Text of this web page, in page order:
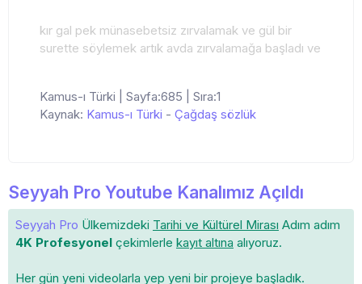
kır gal pek münasebetsiz zırvalamak ve gül bir
surette söylemek artık avda zırvalamağa başladı ve
Kamus-ı Türki | Sayfa:685 | Sıra:1
Kaynak: Kamus-ı Türki - Çağdaş sözlük
Seyyah Pro Youtube Kanalımız Açıldı
Seyyah Pro Ülkemizdeki Tarihi ve Kültürel Mirası Adım adım
4K Profesyonel çekimlerle kayıt altına alıyoruz.
Her gün yeni videolarla yep yeni bir projeye başladık.